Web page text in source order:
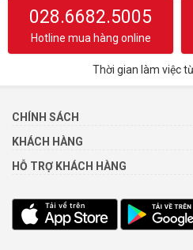
028.6682.5005
Hotline mua hàng online
Thời gian làm việc
CHÍNH SÁCH
KHÁCH HÀNG
HỖ TRỢ KHÁCH HÀNG